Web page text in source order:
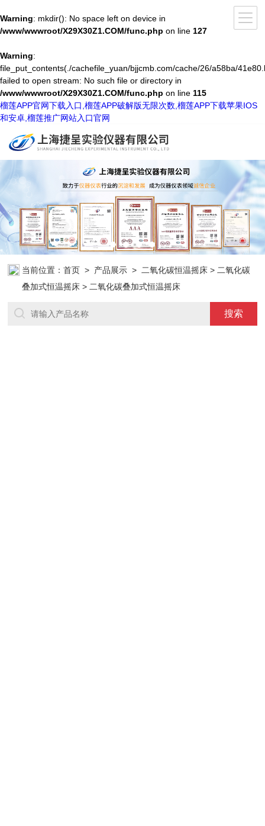
Warning: mkdir(): No space left on device in
/www/wwwroot/X29X30Z1.COM/func.php on line 127
Warning:
file_put_contents(./cachefile_yuan/bjjcmb.com/cache/26/a58ba/
failed to open stream: No such file or directory in
/www/wwwroot/X29X30Z1.COM/func.php on line 115
榴莲APP官网下载入口,榴莲APP破解版无限次数,榴莲APP下载苹果IOS
和安卓,榴莲推广网站入口官网
当前位置：首页 > 产品展示 > 二氧化碳恒温摇床 > 二氧化碳
叠加式恒温摇床 > 二氧化碳叠加式恒温摇床